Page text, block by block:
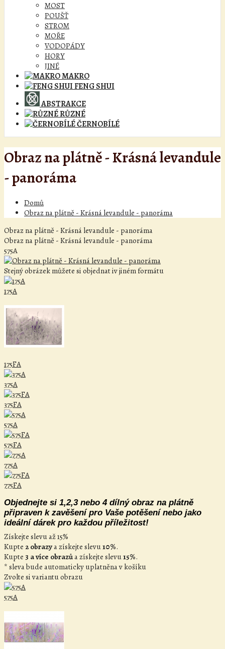
MOST
POUŠŤ
STROM
MOŘE
VODOPÁDY
HORY
JINÉ
MAKRO
FENG SHUI
ABSTRAKCE
RŮZNÉ
ČERNOBÍLÉ
Obraz na plátně - Krásná levandule
- panoráma
Domů
Obraz na plátně - Krásná levandule - panoráma
Obraz na plátně - Krásná levandule - panoráma
Obraz na plátně - Krásná levandule - panoráma
575A
Stejný obrázek můžete si objednat iv jiném formátu
175A
175FA
375A
375FA
575A
575FA
775A
775FA
Objednejte si 1,2,3 nebo 4 dílný obraz na plátně
připraven k zavěšení pro Vaše potěšení nebo jako
ideální dárek pro každou příležitost!
Získejte slevu až 15%
Kupte 2 obrazya získejte slevu10%.
Kupte 3 a více obrazůa získejte slevu15%.
* sleva bude automaticky uplatněna v košíku
Zvolte si variantu obrazu
575A